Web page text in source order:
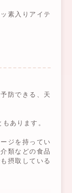
素入りアイテ
防できる、天
あります。
ジを持ってい
類などの食品
摂取している